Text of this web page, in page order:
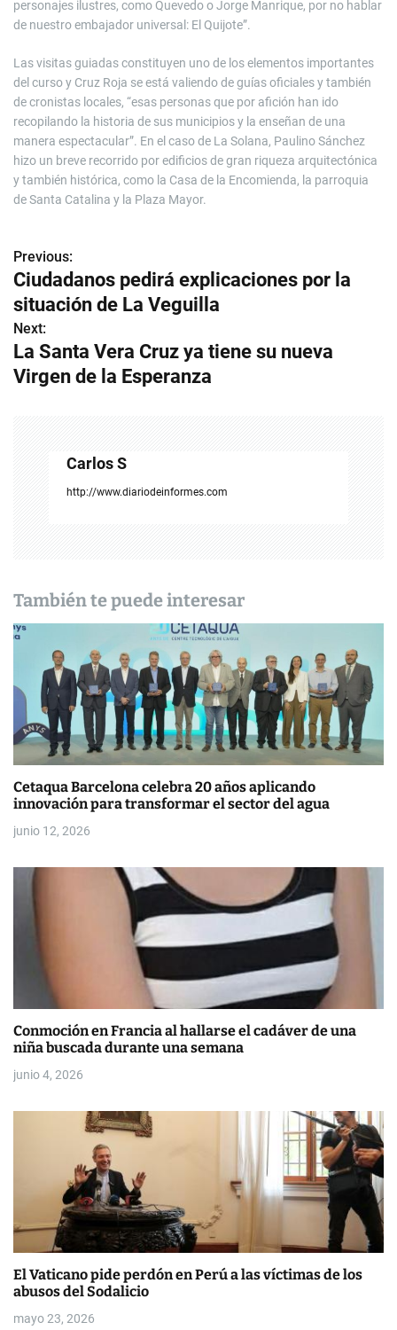
personajes ilustres, como Quevedo o Jorge Manrique, por no hablar
de nuestro embajador universal: El Quijote”.
Las visitas guiadas constituyen uno de los elementos importantes
del curso y Cruz Roja se está valiendo de guías oficiales y también
de cronistas locales, “esas personas que por afición han ido
recopilando la historia de sus municipios y la enseñan de una
manera espectacular”. En el caso de La Solana, Paulino Sánchez
hizo un breve recorrido por edificios de gran riqueza arquitectónica
y también histórica, como la Casa de la Encomienda, la parroquia
de Santa Catalina y la Plaza Mayor.
N
a
v
e
d
e
n
t
r
a
d
a
Previous:
Ciudadanos pedirá explicaciones por la
situación de La Veguilla
Next:
La Santa Vera Cruz ya tiene su nueva
Virgen de la Esperanza
Carlos S
http://www.diariodeinformes.com
También te puede interesar
Cetaqua Barcelona celebra 20 años aplicando
innovación para transformar el sector del agua
junio 12, 2026
Conmoción en Francia al hallarse el cadáver de una
niña buscada durante una semana
junio 4, 2026
El Vaticano pide perdón en Perú a las víctimas de los
abusos del Sodalicio
mayo 23, 2026